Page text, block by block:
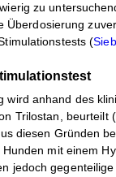
zu
Überdosierung
(
wird anhand des
Trilostan, beurteilt (
diesen Gründen
mit einem
jedoch